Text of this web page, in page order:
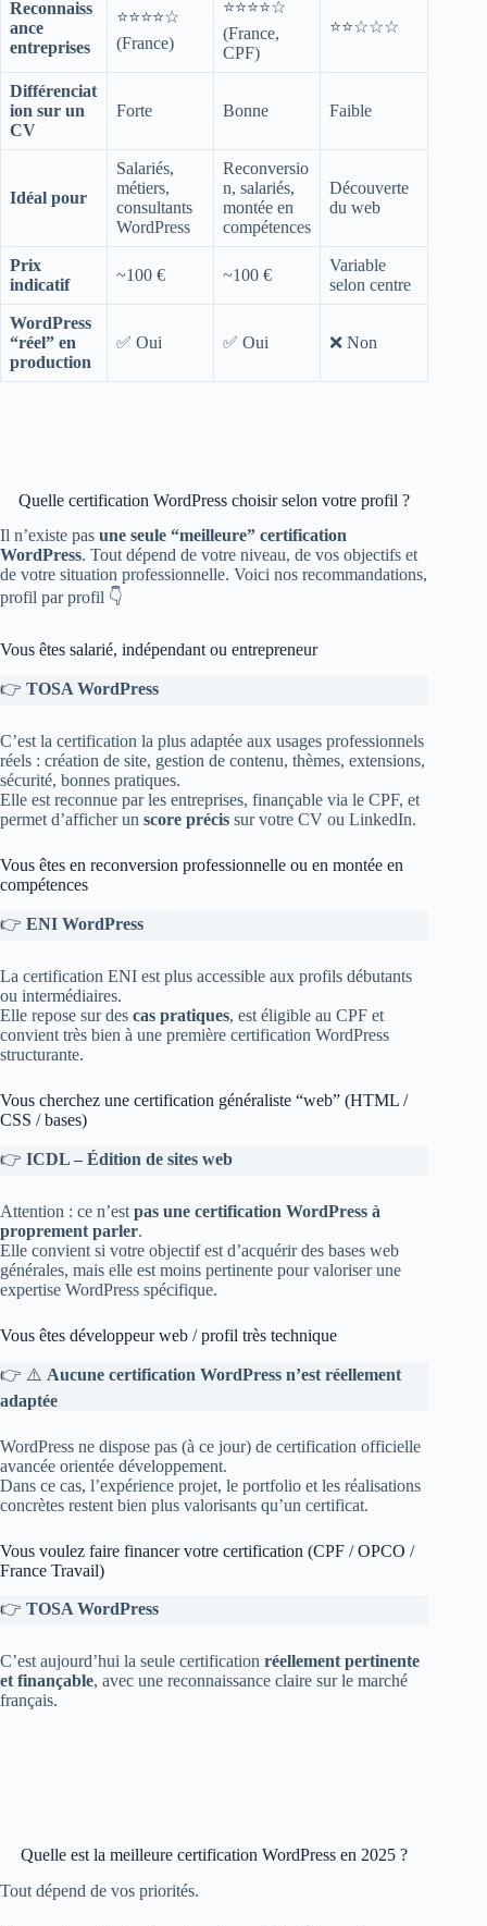
Reconnaiss
ance
entreprises
⭐⭐⭐⭐☆
(France)
⭐⭐⭐⭐☆
(France,
CPF)
⭐⭐☆☆☆
Différenciat
ion sur un
CV
Forte Bonne Faible
Idéal pour
Salariés,
métiers,
consultants
WordPress
Reconversio
n, salariés,
montée en
compétences
Découverte
du web
Prix
indicatif
~100 € ~100 €
Variable
selon centre
WordPress
“réel” en
production
✅ Oui ✅ Oui ❌ Non
Quelle certification WordPress choisir selon votre profil ?
Il n’existe pas une seule “meilleure” certification
WordPress. Tout dépend de votre niveau, de vos objectifs et
de votre situation professionnelle. Voici nos recommandations,
profil par profil 👇
Vous êtes salarié, indépendant ou entrepreneur
👉 TOSA WordPress
C’est la certification la plus adaptée aux usages professionnels
réels : création de site, gestion de contenu, thèmes, extensions,
sécurité, bonnes pratiques.
Elle est reconnue par les entreprises, finançable via le CPF, et
permet d’afficher un score précis sur votre CV ou LinkedIn.
Vous êtes en reconversion professionnelle ou en montée en
compétences
👉 ENI WordPress
La certification ENI est plus accessible aux profils débutants
ou intermédiaires.
Elle repose sur des cas pratiques, est éligible au CPF et
convient très bien à une première certification WordPress
structurante.
Vous cherchez une certification généraliste “web” (HTML /
CSS / bases)
👉 ICDL – Édition de sites web
Attention : ce n’est pas une certification WordPress à
proprement parler.
Elle convient si votre objectif est d’acquérir des bases web
générales, mais elle est moins pertinente pour valoriser une
expertise WordPress spécifique.
Vous êtes développeur web / profil très technique
👉 ⚠️ Aucune certification WordPress n’est réellement
adaptée
WordPress ne dispose pas (à ce jour) de certification officielle
avancée orientée développement.
Dans ce cas, l’expérience projet, le portfolio et les réalisations
concrètes restent bien plus valorisants qu’un certificat.
Vous voulez faire financer votre certification (CPF / OPCO /
France Travail)
👉 TOSA WordPress
C’est aujourd’hui la seule certification réellement pertinente
et finançable, avec une reconnaissance claire sur le marché
français.
Quelle est la meilleure certification WordPress en 2025 ?
Tout dépend de vos priorités.